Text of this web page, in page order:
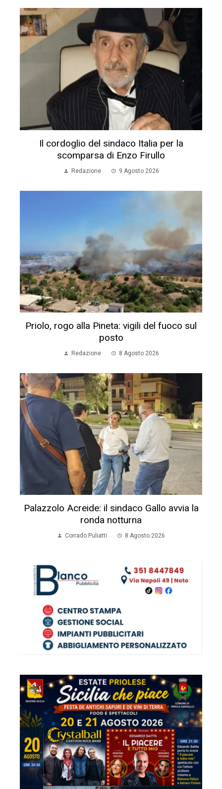
Il cordoglio del sindaco Italia per la
scomparsa di Enzo Firullo
Redazione 9 Agosto 2026
Priolo, rogo alla Pineta: vigili del fuoco sul
posto
Redazione 8 Agosto 2026
Palazzolo Acreide: il sindaco Gallo avvia la
ronda notturna
Corrado Puliatti 8 Agosto 2026